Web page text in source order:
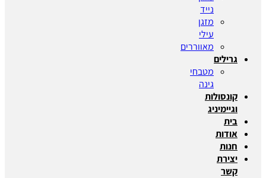
נייד
מזגן
עילי
מאווררים
גרילים
מטבחי
גינה
קונסולות
וגיימיניג
בית
אודות
חנות
יצירת
קשר